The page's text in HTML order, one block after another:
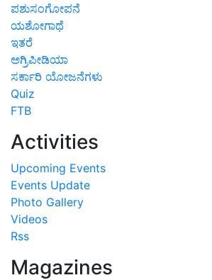
ಪಶುಸಂಗೋಪನೆ
ಯಶೋಗಾಥೆ
ಇತರೆ
ಅಗ್ರಿಪೀಡಿಯಾ
ಸರ್ಕಾರಿ ಯೋಜನೆಗಳು
Quiz
FTB
Activities
Upcoming Events
Events Update
Photo Gallery
Videos
Rss
Magazines